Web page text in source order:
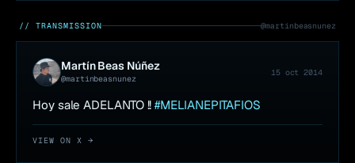
// TRANSMISSION @martinbeasnunez
Martín Beas Núñez
@martinbeasnunez
15 oct 2014
Hoy sale ADELANTO !! #MELIANEPITAFIOS
VIEW ON X →